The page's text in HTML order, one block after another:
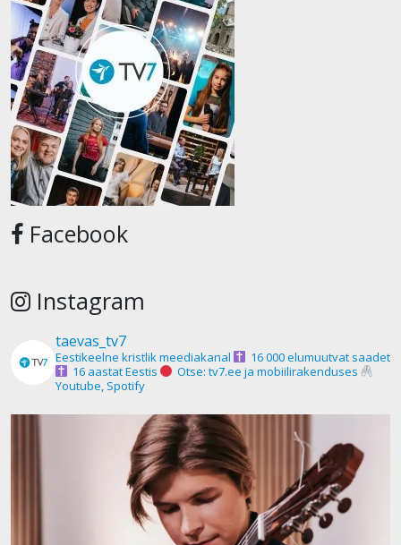
Facebook
Instagram
taevas_tv7
Eestikeelne kristlik meediakanal
16 000 elumuutvat saadet
16 aastat Eestis
Otse: tv7.ee ja mobiilirakenduses
Youtube, Spotify